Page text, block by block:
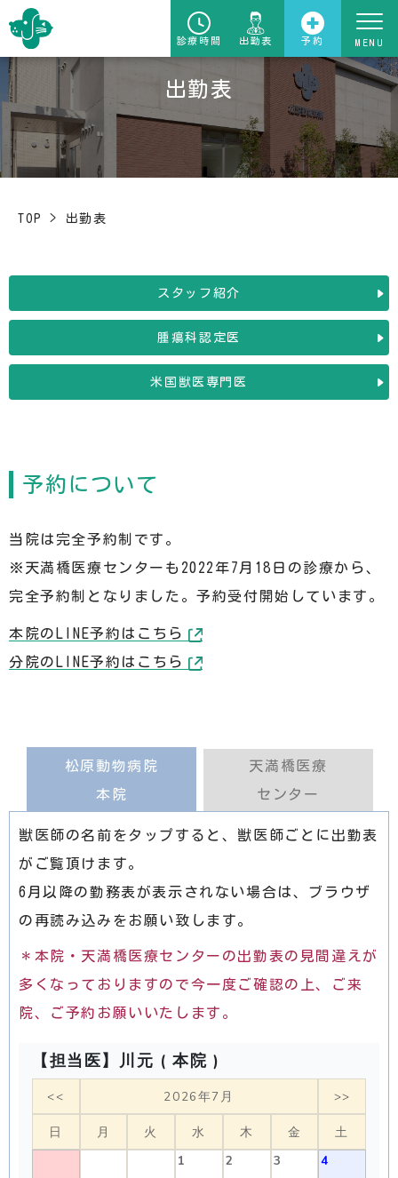
診療時間 出勤表 予約
出勤表
TOP > 出勤表
スタッフ紹介
腫瘍科認定医
米国獣医専門医
予約について
当院は完全予約制です。
※天満橋医療センターも2022年7月18日の診療から、
完全予約制となりました。予約受付開始しています。
本院のLINE予約はこちら
分院のLINE予約はこちら
松原動物病院
本院
天満橋医療
センター
獣医師の名前をタップすると、獣医師ごとに出勤表
がご覧頂けます。
6月以降の勤務表が表示されない場合は、ブラウザ
の再読み込みをお願い致します。
＊本院・天満橋医療センターの出勤表の見間違えが
多くなっておりますので今一度ご確認の上、ご来
院、ご予約お願いいたします。
【担当医】川元 ( 本院 )
<< 2026年7月 >>
日 月 火 水 木 金
土
1
2 3 4